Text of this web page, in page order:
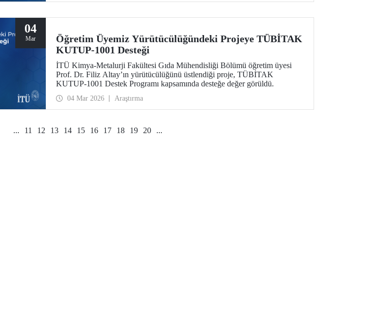
04
Mar
Öğretim Üyemiz Yürütücülüğündeki Projeye TÜBİTAK
KUTUP-1001 Desteği
İTÜ Kimya-Metalurji Fakültesi Gıda Mühendisliği Bölümü öğretim üyesi
Prof. Dr. Filiz Altay’ın yürütücülüğünü üstlendiği proje, TÜBİTAK
KUTUP-1001 Destek Programı kapsamında desteğe değer görüldü.
04 Mar 2026 Araştırma
... 11 12 13 14 15 16 17 18 19 20 ...